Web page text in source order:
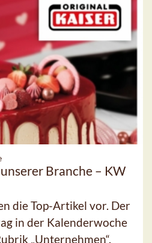
Branche – KW
die Top-Artikel vor. Der
in der Kalenderwoche
„Unternehmen“.